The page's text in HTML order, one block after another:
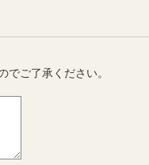
ご了承ください。